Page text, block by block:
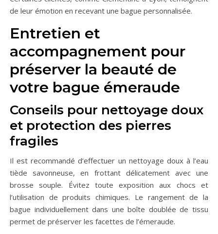
de leur émotion en recevant une bague personnalisée.
Entretien et
accompagnement pour
préserver la beauté de
votre bague émeraude
Conseils pour nettoyage doux
et protection des pierres
fragiles
Il est recommandé d’effectuer un nettoyage doux à l’eau
tiède savonneuse, en frottant délicatement avec une
brosse souple. Évitez toute exposition aux chocs et
l’utilisation de produits chimiques. Le rangement de la
bague individuellement dans une boîte doublée de tissu
permet de préserver les facettes de l’émeraude.